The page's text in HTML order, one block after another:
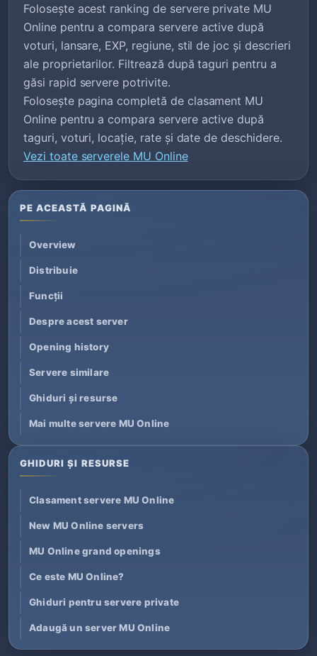
Folosește acest ranking de servere private MU
Online pentru a compara servere active după
voturi, lansare, EXP, regiune, stil de joc și descrieri
ale proprietarilor. Filtrează după taguri pentru a
găsi rapid servere potrivite.
Folosește pagina completă de clasament MU
Online pentru a compara servere active după
taguri, voturi, locație, rate și date de deschidere.
Vezi toate serverele MU Online
PE ACEASTĂ PAGINĂ
Overview
Distribuie
Funcții
Despre acest server
Opening history
Servere similare
Ghiduri și resurse
Mai multe servere MU Online
GHIDURI ȘI RESURSE
Clasament servere MU Online
New MU Online servers
MU Online grand openings
Ce este MU Online?
Ghiduri pentru servere private
Adaugă un server MU Online